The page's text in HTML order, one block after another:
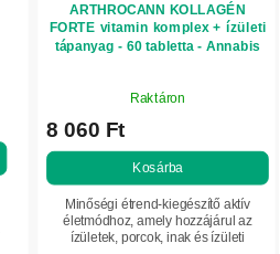
ARTHROCANN KOLLAGÉN
FORTE vitamin komplex + ízületi
tápanyag - 60 tabletta - Annabis
átlagos
értékelése
5-
ből
5,0
csillag.
Raktáron
8 060 Ft
Kosárba
Minőségi étrend-kiegészítő aktív
életmódhoz, amely hozzájárul az
ízületek, porcok, inak és ízületi